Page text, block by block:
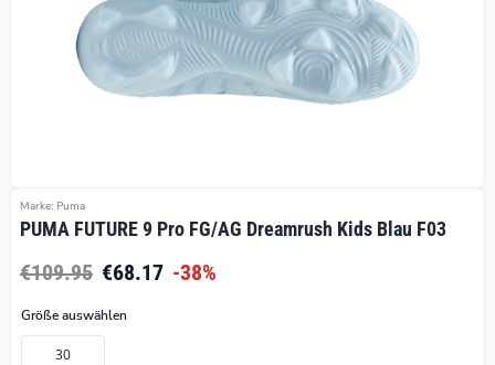
Marke: Puma
PUMA FUTURE 9 Pro FG/AG Dreamrush Kids Blau F03
€109.95 €68.17 -38%
Größe auswählen
30